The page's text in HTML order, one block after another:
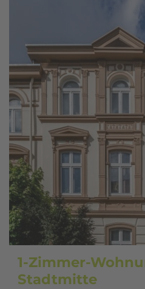
1-Zimmer-
Stadtmitte